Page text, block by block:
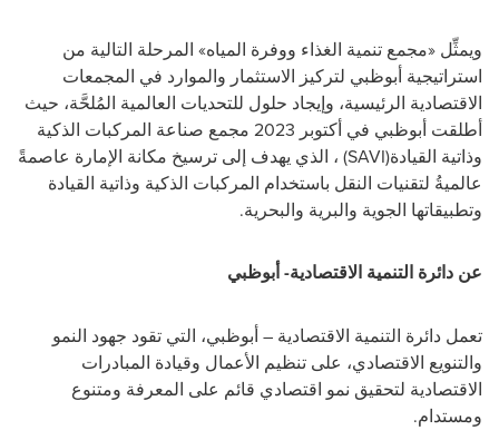
ويمثِّل «مجمع تنمية الغذاء ووفرة المياه» المرحلة التالية من
استراتيجية أبوظبي لتركيز الاستثمار والموارد في المجمعات
الاقتصادية الرئيسية، وإيجاد حلول للتحديات العالمية المُلحَّة، حيث
أطلقت أبوظبي في أكتوبر 2023 مجمع صناعة المركبات الذكية
وذاتية القيادة(SAVI) ، الذي يهدف إلى ترسيخ مكانة الإمارة عاصمةً
عالميةُ لتقنيات النقل باستخدام المركبات الذكية وذاتية القيادة
وتطبيقاتها الجوية والبرية والبحرية.
عن دائرة التنمية الاقتصادية- أبوظبي
تعمل دائرة التنمية الاقتصادية – أبوظبي، التي تقود جهود النمو
والتنويع الاقتصادي، على تنظيم الأعمال وقيادة المبادرات
الاقتصادية لتحقيق نمو اقتصادي قائم على المعرفة ومتنوع
ومستدام.